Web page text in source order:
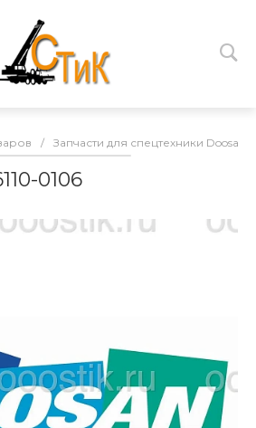
/ Запчасти для спецтехники Doosan
0106